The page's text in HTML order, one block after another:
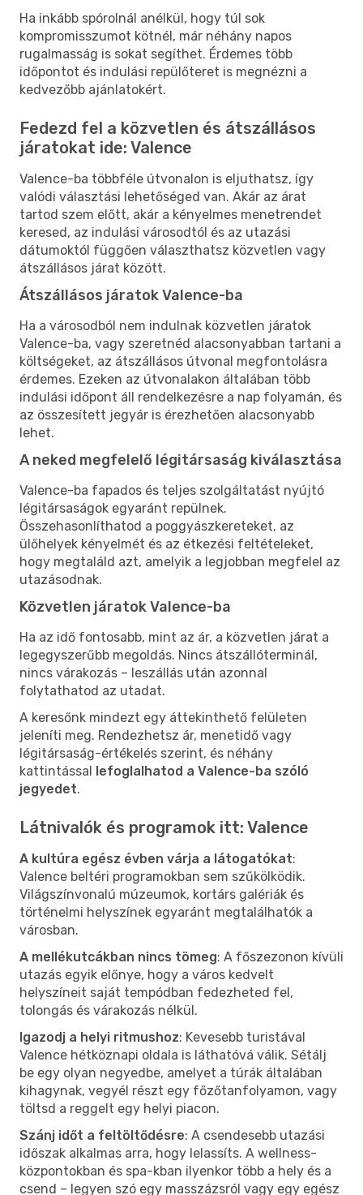
Ha inkább spórolnál anélkül, hogy túl sok
kompromisszumot kötnél, már néhány napos
rugalmasság is sokat segíthet. Érdemes több
időpontot és indulási repülőteret is megnézni a
kedvezőbb ajánlatokért.
Fedezd fel a közvetlen és átszállásos
járatokat ide: Valence
Valence-ba többféle útvonalon is eljuthatsz, így
valódi választási lehetőséged van. Akár az árat
tartod szem előtt, akár a kényelmes menetrendet
keresed, az indulási városodtól és az utazási
dátumoktól függően választhatsz közvetlen vagy
átszállásos járat között.
Átszállásos járatok Valence-ba
Ha a városodból nem indulnak közvetlen járatok
Valence-ba, vagy szeretnéd alacsonyabban tartani a
költségeket, az átszállásos útvonal megfontolásra
érdemes. Ezeken az útvonalakon általában több
indulási időpont áll rendelkezésre a nap folyamán, és
az összesített jegyár is érezhetően alacsonyabb
lehet.
A neked megfelelő légitársaság kiválasztása
Valence-ba fapados és teljes szolgáltatást nyújtó
légitársaságok egyaránt repülnek.
Összehasonlíthatod a poggyászkereteket, az
ülőhelyek kényelmét és az étkezési feltételeket,
hogy megtaláld azt, amelyik a legjobban megfelel az
utazásodnak.
Közvetlen járatok Valence-ba
Ha az idő fontosabb, mint az ár, a közvetlen járat a
legegyszerűbb megoldás. Nincs átszállóterminál,
nincs várakozás – leszállás után azonnal
folytathatod az utadat.
A keresőnk mindezt egy áttekinthető felületen
jeleníti meg. Rendezhetsz ár, menetidő vagy
légitársaság-értékelés szerint, és néhány
kattintással lefoglalhatod a Valence-ba szóló
jegyedet.
Látnivalók és programok itt: Valence
A kultúra egész évben várja a látogatókat:
Valence beltéri programokban sem szűkölködik.
Világszínvonalú múzeumok, kortárs galériák és
történelmi helyszínek egyaránt megtalálhatók a
városban.
A mellékutcákban nincs tömeg: A főszezonon kívüli
utazás egyik előnye, hogy a város kedvelt
helyszíneit saját tempódban fedezheted fel,
tolongás és várakozás nélkül.
Igazodj a helyi ritmushoz: Kevesebb turistával
Valence hétköznapi oldala is láthatóvá válik. Sétálj
be egy olyan negyedbe, amelyet a túrák általában
kihagynak, vegyél részt egy főzőtanfolyamon, vagy
töltsd a reggelt egy helyi piacon.
Szánj időt a feltöltődésre: A csendesebb utazási
időszak alkalmas arra, hogy lelassíts. A wellness-
központokban és spa-kban ilyenkor több a hely és a
csend – legyen szó egy masszázsról vagy egy egész